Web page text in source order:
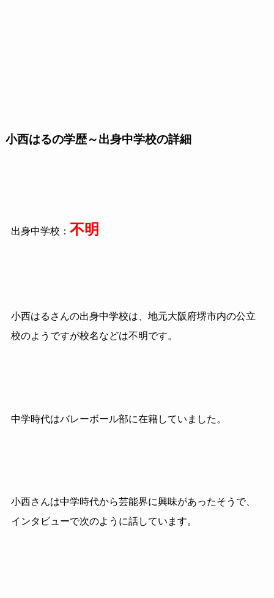
小西はるの学歴～出身中学校の詳細
出身中学校： 不明
小西はるさんの出身中学校は、地元大阪府堺市内の公立
校のようですが校名などは不明です。
中学時代はバレーボール部に在籍していました。
小西さんは中学時代から芸能界に興味があったそうで、
インタビューで次のように話しています。